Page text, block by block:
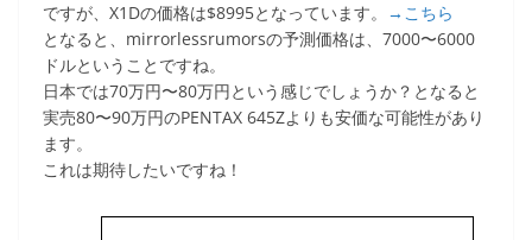
ですが、X1Dの価格は$8995となっています。 →こちら
となると、mirrorlessrumorsの予測価格は、7000〜6000
ドルということですね。
日本では70万円〜80万円という感じでしょうか？となると
実売80〜90万円のPENTAX 645Zよりも安価な可能性があり
ます。
これは期待したいですね！